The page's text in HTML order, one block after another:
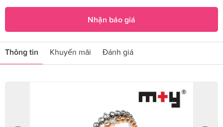
Nhận báo giá
Thông tin Khuyến mãi Đánh giá